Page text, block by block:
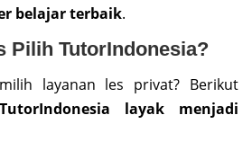
belajar terbaik.
Pilih TutorIndonesia?
layanan les privat? Berikut
TutorIndonesia layak menjadi